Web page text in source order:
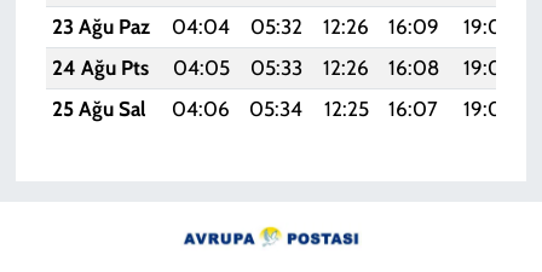
23 Ağu Paz
04:04 05:32 12:26 16:09 19:09
24 Ağu Pts
04:05 05:33 12:26 16:08 19:08
25 Ağu Sal
04:06 05:34 12:25 16:07 19:06